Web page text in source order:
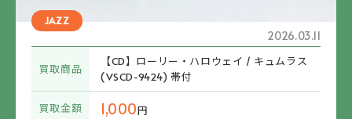
JAZZ
2026.03.11
買取商品
【CD】ローリー・ハロウェイ / キュムラス
(VSCD-9424) 帯付
買取金額 1,000円